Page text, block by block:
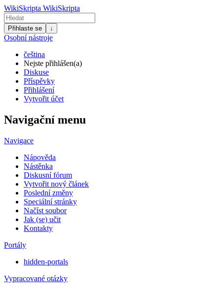
WikiSkripta WikiSkripta
Přihlaste se ↓
Osobní nástroje
čeština
Nejste přihlášen(a)
Diskuse
Příspěvky
Přihlášení
Vytvořit účet
Navigační menu
Navigace
Nápověda
Nástěnka
Diskusní fórum
Vytvořit nový článek
Poslední změny
Speciální stránky
Načíst soubor
Jak (se) učit
Kontakty
Portály
hidden-portals
Vypracované otázky